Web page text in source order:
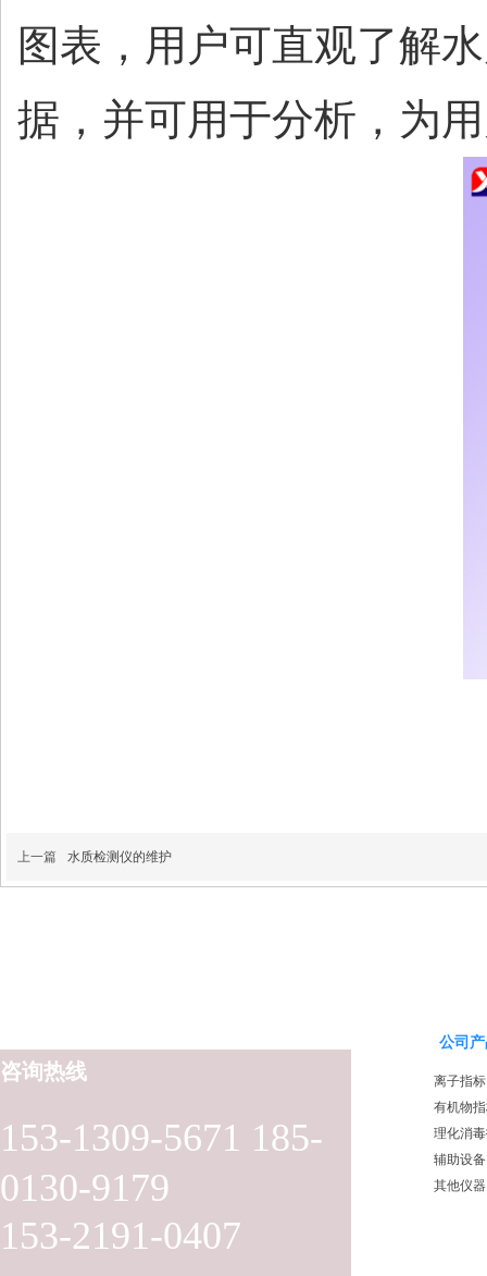
图表，用户可直观了解
据，并可用于分析，为
上一篇 水质检测仪的维护
153-1309-5671 185-
0130-9179
153-2191-0407
咨询热线
公司
离子指标
有机物
理化消
辅助设备
其他仪器